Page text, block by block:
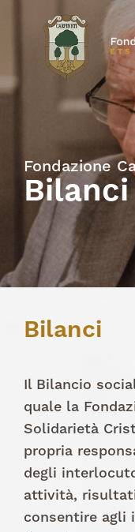
Fondazione
Bilanci
Bilanci
Il Bilancio
quale la
Solidarietà
propria
degli
attività,
consentire agli